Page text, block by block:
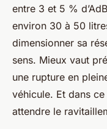
entre 3 et 5 %
environ 30 à 50
dimensionner sa
sens. Mieux vaut
une rupture en
véhicule. Et dans
attendre le